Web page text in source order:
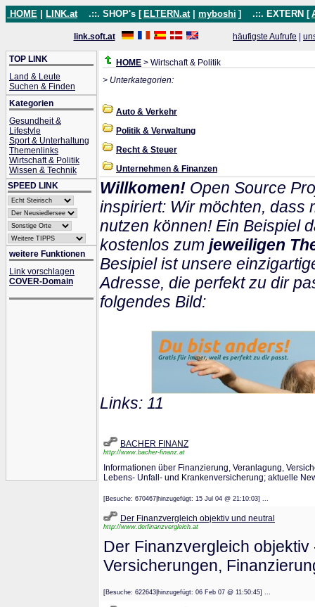
HOME LINK.at .::. SHOP's [ ELTERN.at myboshi ] .::. EXTERN [
link.soft.at häufigste Aufrufe
TOP LINK
Land & Leute
Suchen & Finden
Kategorien
Gesundheit &
Lifestyle
Sport & Unterhaltung
Themenlinks
Wirtschaft & Politik
Wissen & Technik
SPEED LINK
weitere Funktionen
Link vorschlagen
COVER-Domain
HOME > Wirtschaft & Politik
> Unterkategorien:
Auto & Verkehr
Politik & Verwaltung
Recht & Steuer
Unternehmen & Finanzen
Willkomen! Open Source
inspiriert: Wir möchten, dass
nutzen können! Ein Beispiel
kostenlos zum jeweiligen
Besipiel ist unsere
Adresse, die perfekt zu dir
folgendes Bild:
Links: 11
BACHER FINANZ
http://www.bacher-finanz.at
Informationen über Finanzierung, Veranlagung,
Lebens- Unfall- und Krankenversicherung; aktuelle
[Besuche: 670467|hinzugefügt: 15 Jul 04 @ 21:10:03] ...
Der Finanzvergleich objektiv und neutral
http://www.derfinanzvergleich.at
Der Finanzvergleich
Versicherungen,
[Besuche: 622643|hinzugefügt: 06 Feb 07 @ 11:50:45] ...